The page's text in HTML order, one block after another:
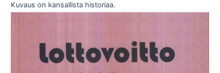
Kuvaus on kansallista historiaa.